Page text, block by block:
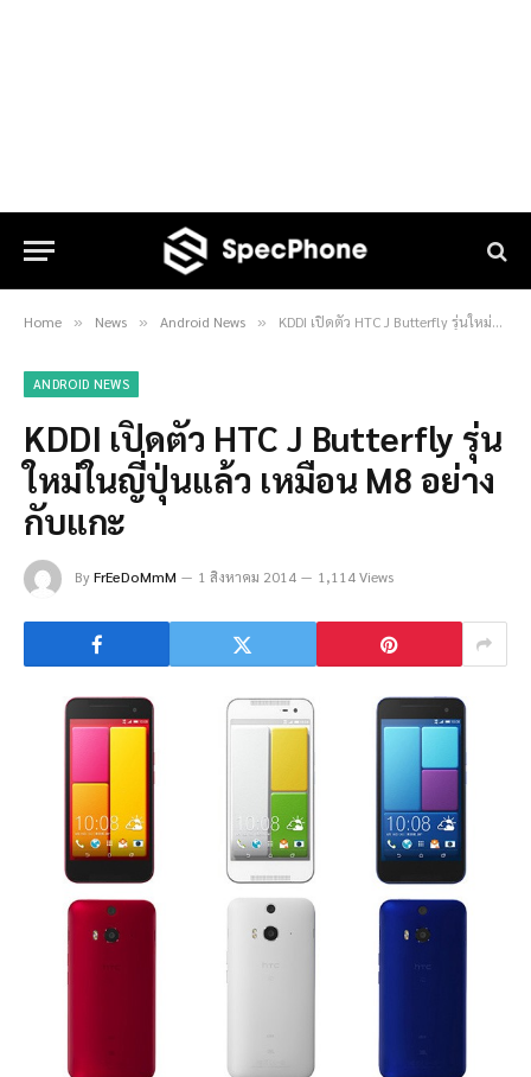
Home » News » Android News » KDDI เปิดตัว HTC J Butterfly รุ่นใหม่ในญี่ปุ่นแล้ว เหมือน M8 อย่างกับแกะ
ANDROID NEWS
KDDI เปิดตัว HTC J Butterfly รุ่น
ใหม่ในญี่ปุ่นแล้ว เหมือน M8 อย่าง
กับแกะ
ByFrEeDoMmM 1 สิงหาคม 2014 1,114 Views